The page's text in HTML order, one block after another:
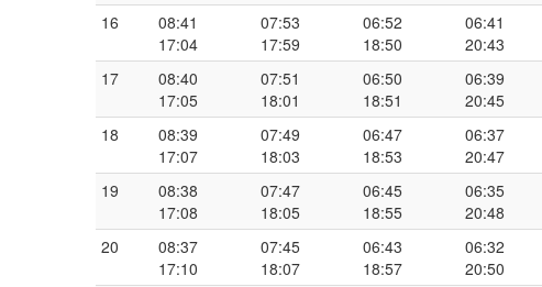
16
08:41
17:04
07:53
17:59
06:52
18:50
06:41
20:43
17
08:40
17:05
07:51
18:01
06:50
18:51
06:39
20:45
18
08:39
17:07
07:49
18:03
06:47
18:53
06:37
20:47
19
08:38
17:08
07:47
18:05
06:45
18:55
06:35
20:48
20
08:37
17:10
07:45
18:07
06:43
18:57
06:32
20:50